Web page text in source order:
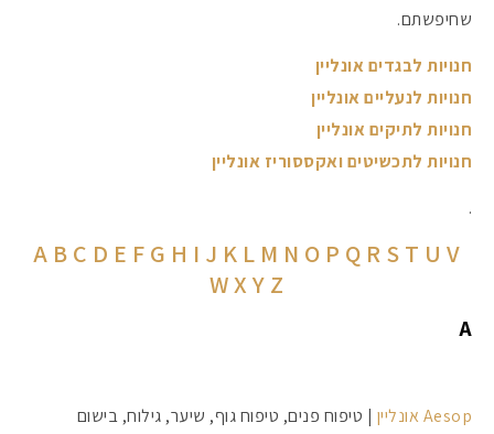
שחיפשתם.
חנויות לבגדים אונליין
חנויות לנעליים אונליין
חנויות לתיקים אונליין
חנויות לתכשיטים ואקססוריז אונליין
.
A B C D E F G H I J K L M N O P Q R S T U V
WX Y Z
A
Aesop אונליין
| טיפוח פנים, טיפוח גוף, שיער, גילוח, בישום